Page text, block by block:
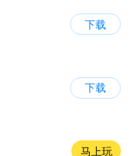
下载
下载
马上玩